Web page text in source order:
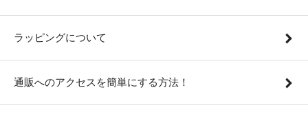
ラッピングについて
通販へのアクセスを簡単にする方法！